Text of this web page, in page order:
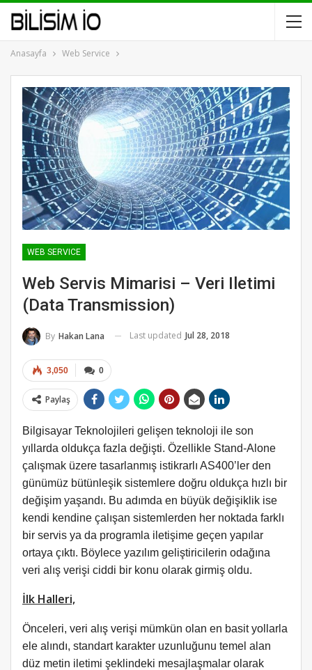
Anasayfa Web Service
WEB SERVICE
Web Servis Mimarisi – Veri Iletimi
(Data Transmission)
By Hakan Lana Last updated Jul 28, 2018
0
3,050
Paylaş
Bilgisayar Teknolojileri gelişen teknoloji ile son
yıllarda oldukça fazla değişti. Özellikle Stand-Alone
çalışmak üzere tasarlanmış istikrarlı AS400’ler den
günümüz bütünleşik sistemlere doğru oldukça hızlı bir
değişim yaşandı. Bu adımda en büyük değişiklik ise
kendi kendine çalışan sistemlerden her noktada farklı
bir servis ya da programla iletişime geçen yapılar
ortaya çıktı. Böylece yazılım geliştiricilerin odağına
veri alış verişi ciddi bir konu olarak girmiş oldu.
İlk Halleri,
Önceleri, veri alış verişi mümkün olan en basit yollarla
ele alındı, standart karakter uzunluğunu temel alan
düz metin iletimi şeklindeki mesajlaşmalar olarak